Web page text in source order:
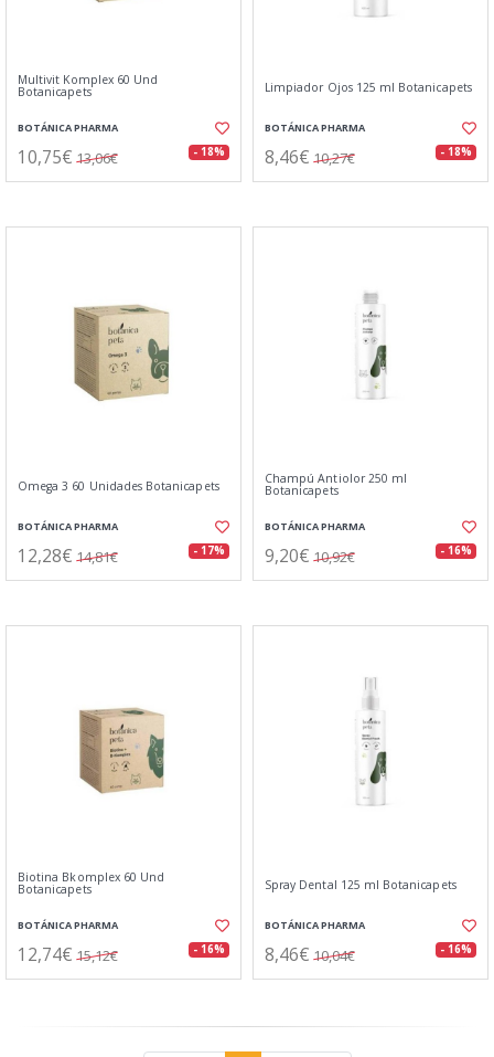
Multivit Komplex 60 Und
Botanicapets
BOTÁNICA PHARMA
10,75€ 13,06€ - 18%
Limpiador Ojos 125 ml Botanicapets
BOTÁNICA PHARMA
8,46€ 10,27€ - 18%
Omega 3 60 Unidades Botanicapets
BOTÁNICA PHARMA
12,28€ 14,81€ - 17%
Champú Antiolor 250 ml
Botanicapets
BOTÁNICA PHARMA
9,20€ 10,92€ - 16%
Biotina Bkomplex 60 Und
Botanicapets
BOTÁNICA PHARMA
12,74€ 15,12€ - 16%
Spray Dental 125 ml Botanicapets
BOTÁNICA PHARMA
8,46€ 10,04€ - 16%